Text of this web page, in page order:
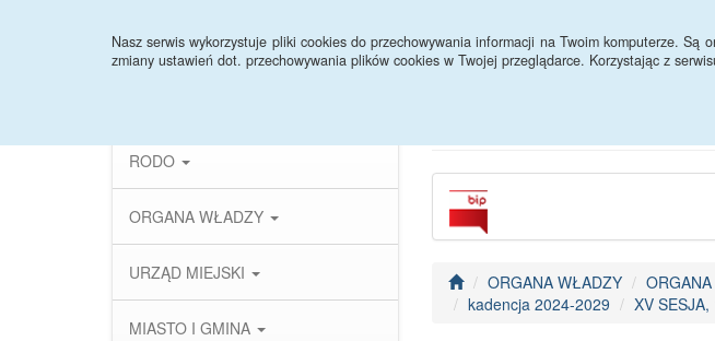
Nasz serwis wykorzystuje pliki cookies do przechowywania informacji na Twoim komputerze.
zmiany ustawień dot. przechowywania plików cookies w Twojej przeglądarce. Korzystając z
RODO
ORGANA WŁADZY
URZĄD MIEJSKI
MIASTO I GMINA
ORGANA WŁADZY
kadencja 2024-2029
XV